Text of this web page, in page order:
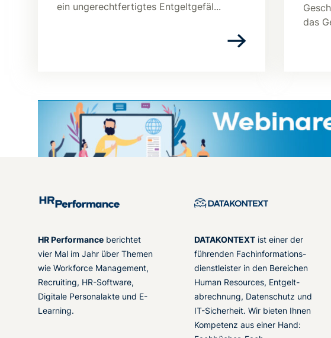
ein ungerechtfertigtes Entgeltgefäl...
das
HR Performance berichtet
vier Mal im Jahr über Themen
wie Workforce Management,
Recruiting, HR-Software,
Digitale Personalakte und E-
Learning.
DATAKONTEXT ist einer der
führenden Fachinformations-
dienstleister in den Bereichen
Human Resources, Entgelt-
abrechnung, Datenschutz und
IT-Sicherheit. Wir bieten Ihnen
Kompetenz aus einer Hand: